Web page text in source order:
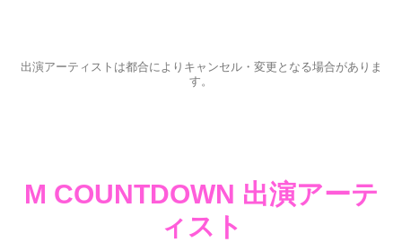
出演アーティストは都合によりキャンセル・変更となる場合がありま
す。
M COUNTDOWN 出演アーテ
ィスト